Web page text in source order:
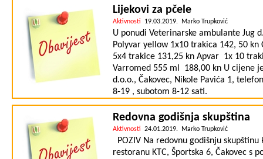
Kolar-Fodor otkriti će 5 stvari koje
oprašivača i tako doprinijeti očuvanju
Između ostalog, prezentirati će i kako
oprašivači u voćnjacima i povećavaju
predsjednica udruge "Biovrt – u
www.biovrt.com, autorica knjige
kreiranje školskih vrtova i provođenje
skladu s prirodom” na Blogosferi
novine, surađivala je s dnevnikom "24
Jutarnjeg lista "D&D VRT",
skladu s prirodom "100 posto
hrana.hr ... zaljubljenica u Prirodu i
od 2006. godine. Pozivamo vas da
Lijekovi za pčele
Aktivnosti 19.03.2019. Marko Trupković
U ponudi Veterinarske ambulante Jug
Polyvar yellow 1x10 trakica 142, 50
5x4 trakice 131,25 kn Apvar 1x 10
Varromed 555 ml 188,00 kn U cijene
d.o.o., Čakovec, Nikole Pavića 1,
8-19 , subotom 8-12 sati.
Redovna godišnja skupština
Aktivnosti 24.01.2019. Marko Trupković
POZIV Na redovnu godišnju
restoranu KTC, Športska 6, Čakovec s